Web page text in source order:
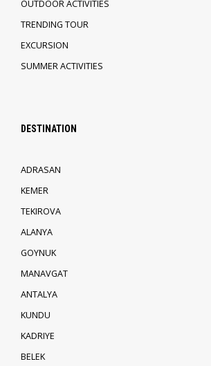
OUTDOOR ACTIVITIES
TRENDING TOUR
EXCURSION
SUMMER ACTIVITIES
DESTINATION
ADRASAN
KEMER
TEKIROVA
ALANYA
GOYNUK
MANAVGAT
ANTALYA
KUNDU
KADRIYE
BELEK